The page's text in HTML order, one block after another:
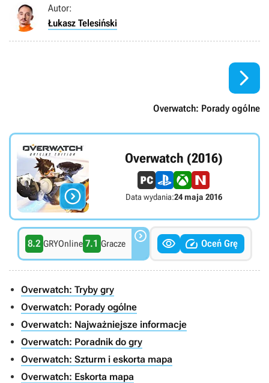
Autor:
Łukasz Telesiński
Overwatch: Porady ogólne


Overwatch (2016)
Data wydania:24 maja 2016
8.2 GRYOnline 7.1 Gracze    Oceń Grę
Overwatch: Tryby gry
Overwatch: Porady ogólne
Overwatch: Najważniejsze informacje
Overwatch: Poradnik do gry
Overwatch: Szturm i eskorta mapa
Overwatch: Eskorta mapa